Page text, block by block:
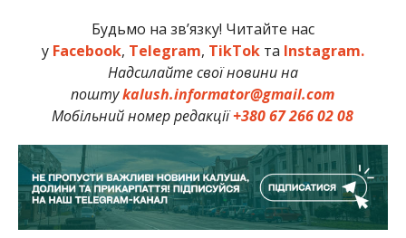
Будьмо на зв’язку! Читайте нас
у Facebook, Telegram, TikTokта Instagram.
Надсилайте свої новини на
поштуkalush.informator@gmail.com
Мобільний номер редакції+380 67 266 02 08